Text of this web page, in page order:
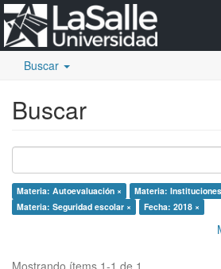
Buscar
Buscar
Materia: Autoevaluación ×
Materia:
Materia: Seguridad escolar ×
Fecha: 2018 ×
Mostrando ítems 1-1 de 1